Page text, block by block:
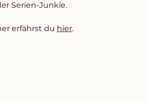
Serien-Junkie.
erfährst du hier.